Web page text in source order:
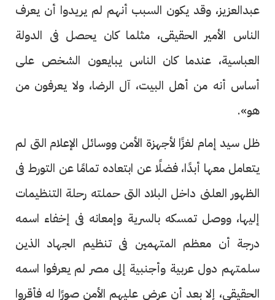
عبدالعزيز، وقد يكون السبب أنهم لم يريدوا أن يعرف
الناس الأمير الحقيقى، مثلما كان يحصل فى الدولة
العباسية، عندما كان الناس يبايعون الشخص على
أساس أنه من أهل البيت، آل الرضا، ولا يعرفون من
هو».
ظل سيد إمام لغزًا لأجهزة الأمن ووسائل الإعلام التى لم
يتعامل معها أبدًا، فضلًا عن ابتعاده تمامًا عن التورط فى
الظهور العلنى داخل البلاد التى حملته رحلة التنظيمات
إليها، ووصل تمسكه بالسرية وإمعانه فى إخفاء اسمه
درجة أن معظم المتهمين فى تنظيم الجهاد الذين
سلمتهم دول عربية وأجنبية إلى مصر لم يعرفوا اسمه
الحقيقى، إلا بعد أن عرض عليهم الأمن صورًا له فأقروا